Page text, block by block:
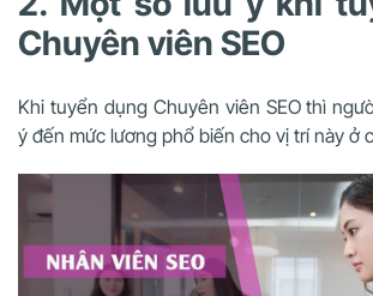
Chuyên viên SEO
Khi tuyển dụng Chuyên viên SEO thì
ý đến mức lương phổ biến cho vị trí này ở